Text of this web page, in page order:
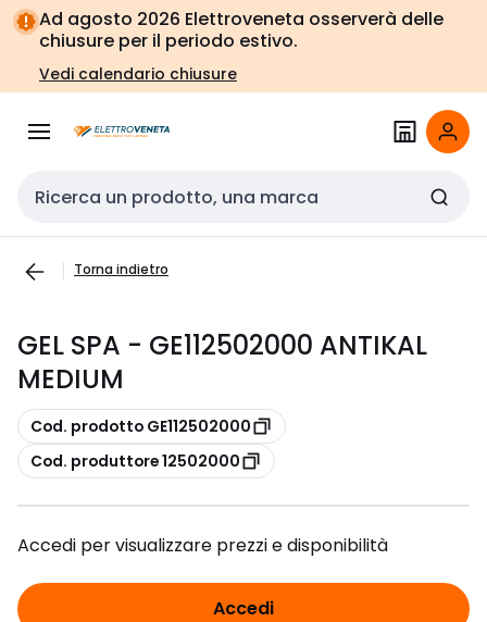
Vai alla
navigazione
Vai
alla
pagina
Ad agosto 2026 Elettroveneta osserverà delle
chiusure per il periodo estivo.
Vedi calendario chiusure
Cerca input
Torna indietro
GEL SPA - GE112502000 ANTIKAL
MEDIUM
copia
Cod. prodotto GE112502000
copia
Cod. produttore 12502000
Accedi per visualizzare prezzi e disponibilità
Accedi